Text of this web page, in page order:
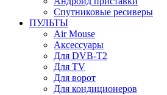
Спутниковые ресиверы
ПУЛЬТЫ
Air Mouse
Аксессуары
Для DVB-T2
Для TV
Для ворот
Для кондиционеров